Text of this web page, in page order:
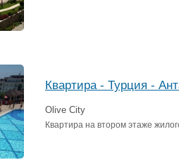
Квартира - Турция -
Olive City
Квартира на втором этаже